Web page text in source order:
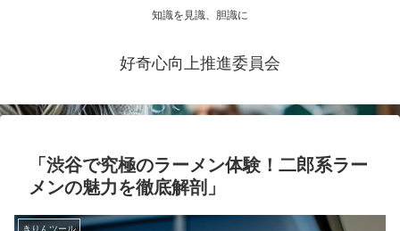
知識を見識、胆識に
好奇心向上推進委員会
「渋谷で究極のラーメン体験！二郎系ラー
メンの魅力を徹底解剖」